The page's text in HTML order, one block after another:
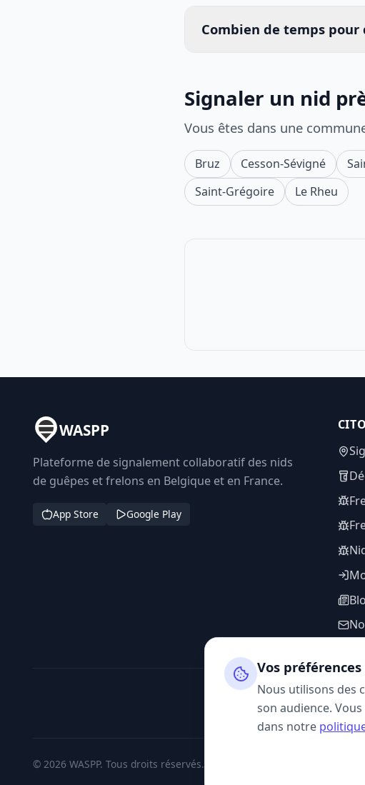
Combien de temps
Signaler un nid
Vous êtes dans une
Bruz Cesson-Sévigné
Saint-Grégoire
Le Rheu
WASPP
Plateforme de signalement collaboratif des nids
de guêpes et frelons en Belgique et en France.
App Store Google Play
© 2026 WASPP. Tous droits réservés.
Vos
Nous utilisons des
son audience.
dans notre